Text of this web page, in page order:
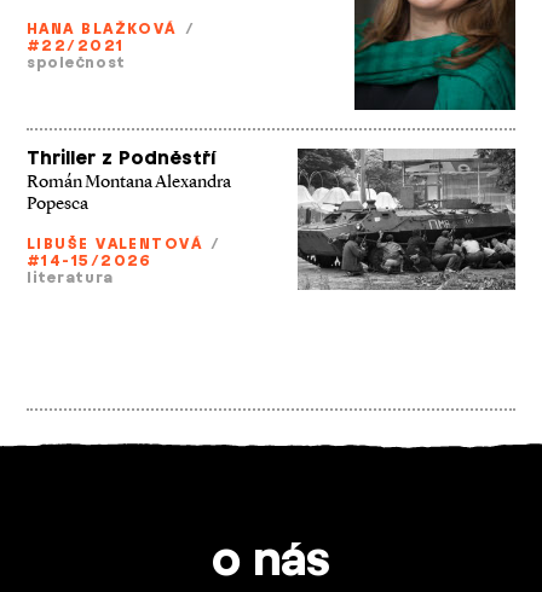
HANA BLAŽKOVÁ /
#22/2021
společnost
Thriller z Podněstří
Román Montana Alexandra
Popesca
LIBUŠE VALENTOVÁ /
#14-15/2026
literatura
o nás